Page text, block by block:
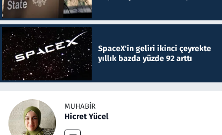
SpaceX'in geliri ikinci çeyrekte
yıllık bazda yüzde 92 arttı
MUHABIR
Hicret Yücel